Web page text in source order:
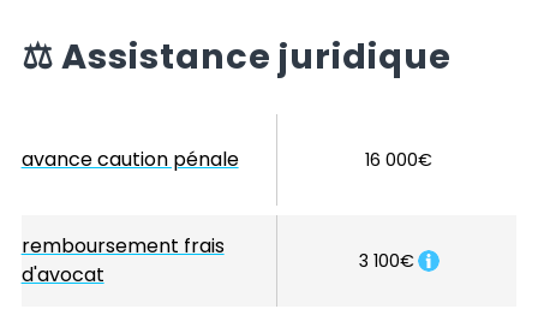
⚖️Assistance juridique
avance caution pénale 16 000€
remboursement frais
d'avocat
3 100€